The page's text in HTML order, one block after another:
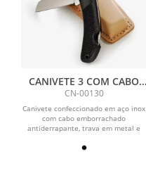
CANIVETE 3 COM CABO
EMBORRACHADO E
BAINHA EM COURO
CN-00130
Canivete confeccionado em aço inox
com cabo emborrachado
antiderrapante, trava em metal e